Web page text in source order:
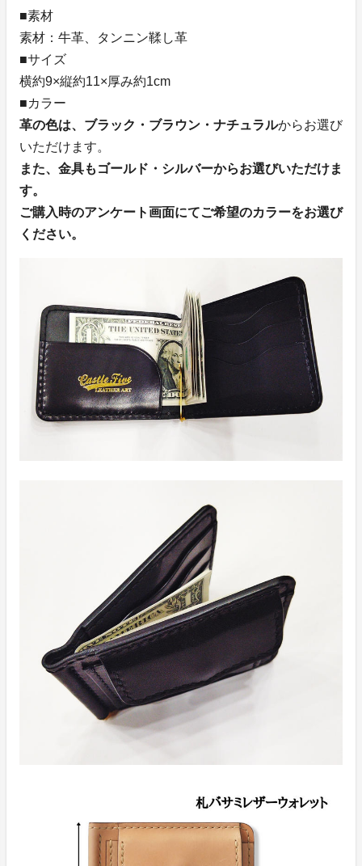
■素材
素材：牛革、タンニン鞣し革
■サイズ
横約9×縦約11×厚み約1cm
■カラー
革の色は、ブラック・ブラウン・ナチュラルからお選び
いただけます。
また、金具もゴールド・シルバーからお選びいただけま
す。
ご購入時のアンケート画面にてご希望のカラーをお選び
ください。